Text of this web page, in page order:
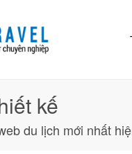
kế
du lịch mới nhất